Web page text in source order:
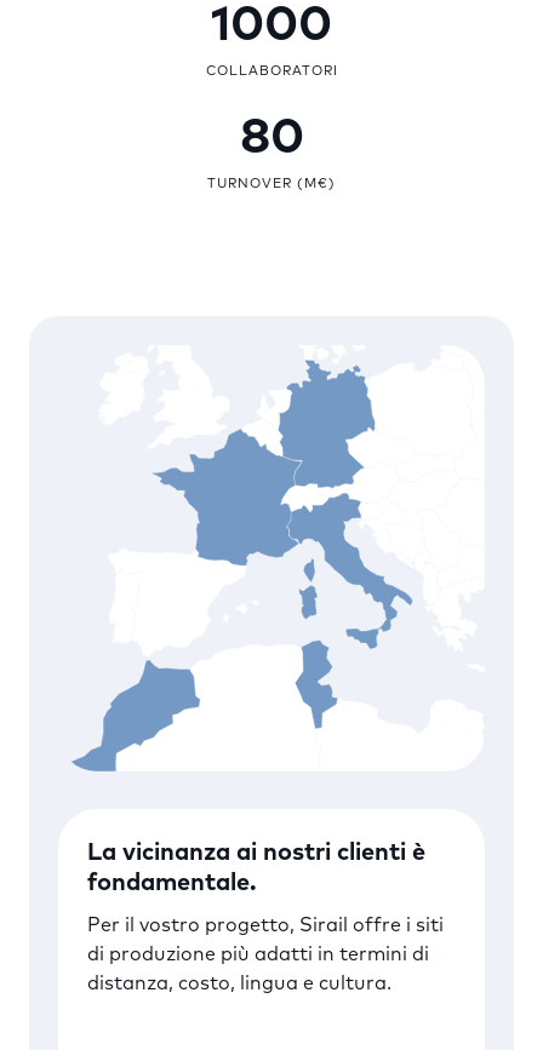
1000
COLLABORATORI
80
TURNOVER (M€)
La vicinanza ai nostri clienti è
fondamentale.
Per il vostro progetto, Sirail offre i siti
di produzione più adatti in termini di
distanza, costo, lingua e cultura.
Retour
Siti : Crespin e La Canourgue
12 500 m²
Retour
Sito : Hennigsdorf
3 300 m²
Retour
Sito : La Spezia
4 000 m²
Retour
Sito : Casablanca
4 400 m²
Retour
Sito : Tunis
13 500 m²
Retour
Sito : Katowice
1 000 m²